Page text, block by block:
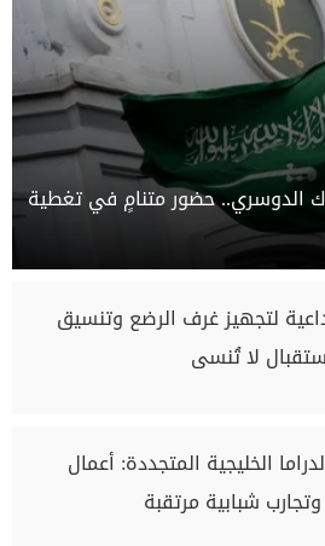
الدوسري.. حضور متنامٍ في تغطية
لتجهيز غرف الرضع وتنسيق
لا تُنسى
الخليجية المتجددة: أعمال
شبابية مرتقبة